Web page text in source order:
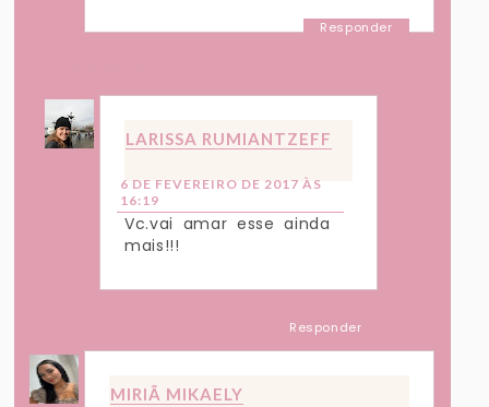
Responder
LARISSA RUMIANTZEFF
6 DE FEVEREIRO DE 2017 ÀS
16:19
Vc.vai amar esse ainda
mais!!!
Responder
MIRIÃ MIKAELY